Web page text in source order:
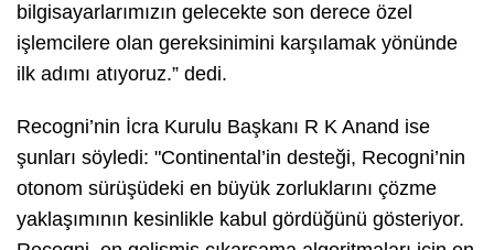
bilgisayarlarımızın gelecekte son derece özel
işlemcilere olan gereksinimini karşılamak yönünde
ilk adımı atıyoruz.” dedi.
Recogni’nin İcra Kurulu Başkanı R K Anand ise
şunları söyledi: "Continental’in desteği, Recogni’nin
otonom sürüşüdeki en büyük zorluklarını çözme
yaklaşımının kesinlikle kabul gördüğünü gösteriyor.